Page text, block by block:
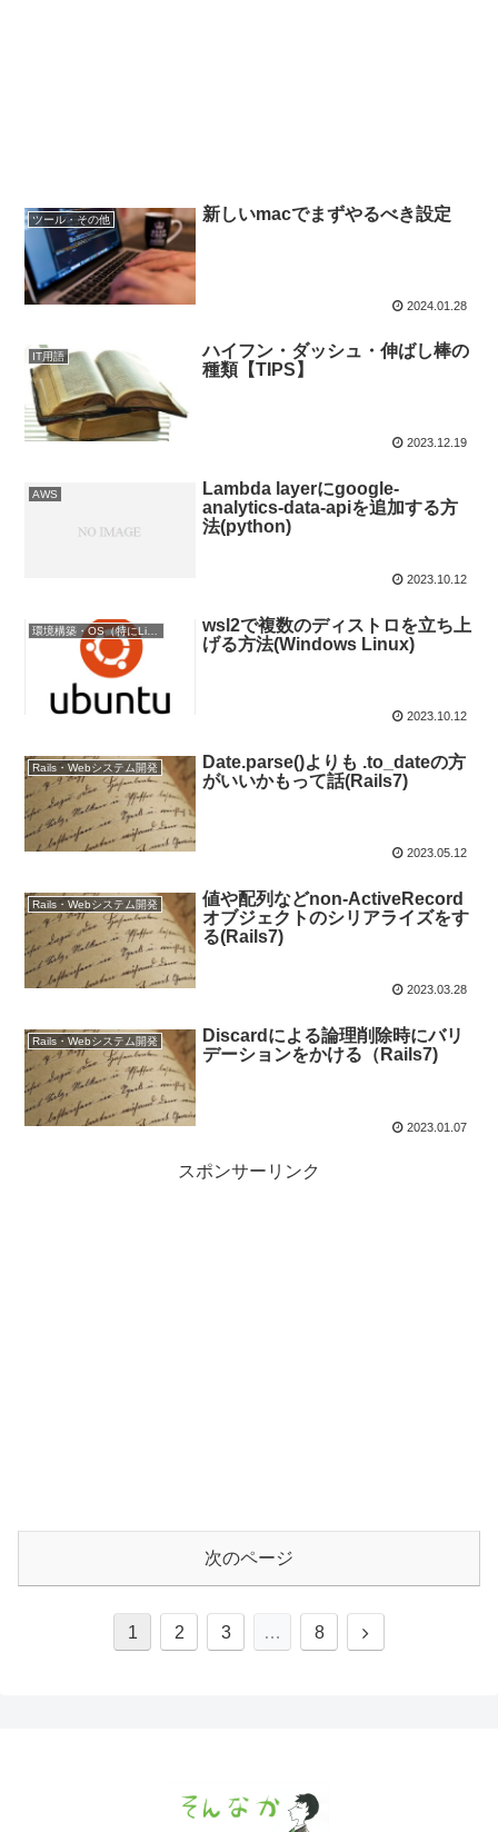
ツール・その他 新しいmacでまずやるべき設定
2024.01.28
IT用語
ハイフン・ダッシュ・伸ばし棒の
種類【TIPS】
2023.12.19
AWS
Lambda layerにgoogle-
analytics-data-apiを追加する方
法(python)
2023.10.12
wsl2で複数のディストロを立ち上
げる方法(Windows Linux)
2023.10.12
Rails・Webシステム開発
Date.parse()よりも .to_dateの方
がいいかもって話(Rails7)
2023.05.12
Rails・Webシステム開発
値や配列などnon-ActiveRecord
オブジェクトのシリアライズをす
る(Rails7)
2023.03.28
Rails・Webシステム開発
Discardによる論理削除時にバリ
デーションをかける（Rails7)
2023.01.07
スポンサーリンク
次のページ
1 2 3 … 8